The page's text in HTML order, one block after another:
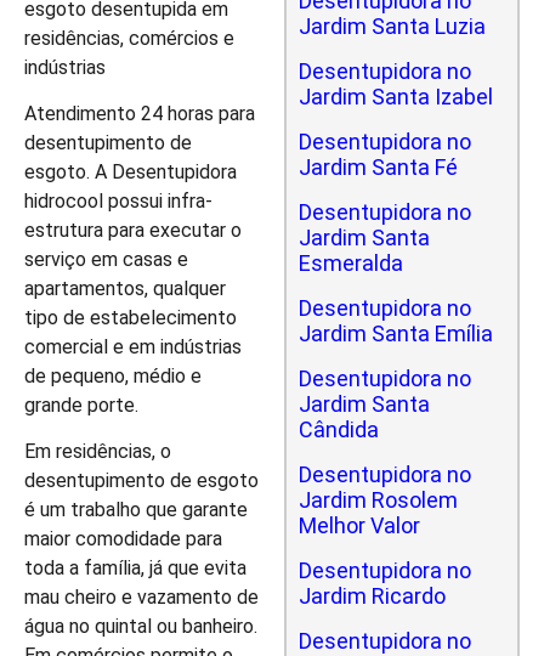
esgoto desentupida em
residências, comércios e
indústrias
Atendimento 24 horas para
desentupimento de
esgoto. A Desentupidora
hidrocool possui infra-
estrutura para executar o
serviço em casas e
apartamentos, qualquer
tipo de estabelecimento
comercial e em indústrias
de pequeno, médio e
grande porte.
Em residências, o
desentupimento de esgoto
é um trabalho que garante
maior comodidade para
toda a família, já que evita
mau cheiro e vazamento de
água no quintal ou banheiro.
Jardim Santa Luzia
Desentupidora no
Jardim Santa Izabel
Desentupidora no
Jardim Santa Fé
Desentupidora no
Jardim Santa
Esmeralda
Desentupidora no
Jardim Santa Emília
Desentupidora no
Jardim Santa
Cândida
Desentupidora no
Jardim Rosolem
Melhor Valor
Desentupidora no
Jardim Ricardo
Desentupidora no